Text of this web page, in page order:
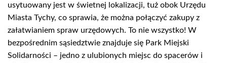
usytuowany jest w świetnej lokalizacji, tuż obok Urzędu
Miasta Tychy, co sprawia, że można połączyć zakupy z
załatwianiem spraw urzędowych. To nie wszystko! W
bezpośrednim sąsiedztwie znajduje się Park Miejski
Solidarności – jedno z ulubionych miejsc do spacerów i